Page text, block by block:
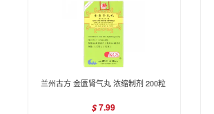
兰州古方 金匮肾气丸 浓缩制剂 200粒
$7.99